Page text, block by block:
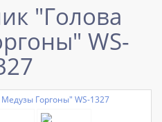
"Голова
WS-